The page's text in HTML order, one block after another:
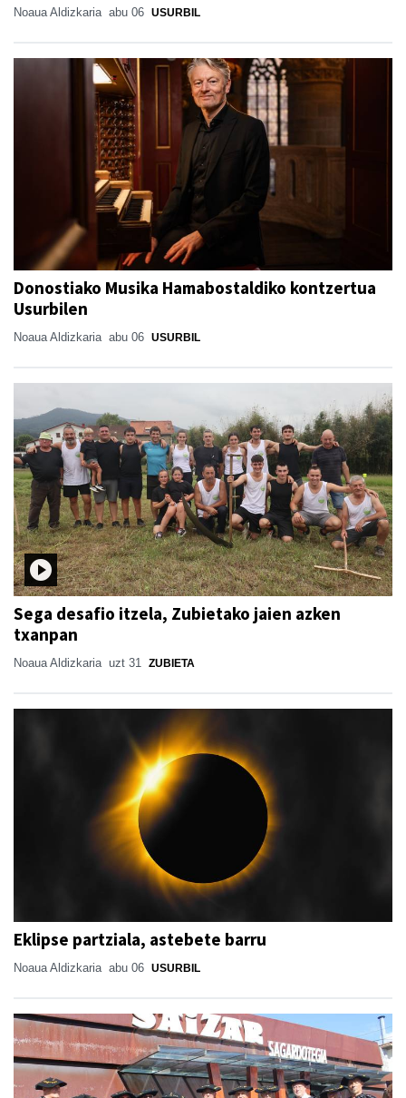
Noaua Aldizkaria abu 06 USURBIL
Donostiako Musika Hamabostaldiko kontzertua
Usurbilen
Noaua Aldizkaria abu 06 USURBIL
Sega desafio itzela, Zubietako jaien azken
txanpan
Noaua Aldizkaria uzt 31 ZUBIETA
Eklipse partziala, astebete barru
Noaua Aldizkaria abu 06 USURBIL